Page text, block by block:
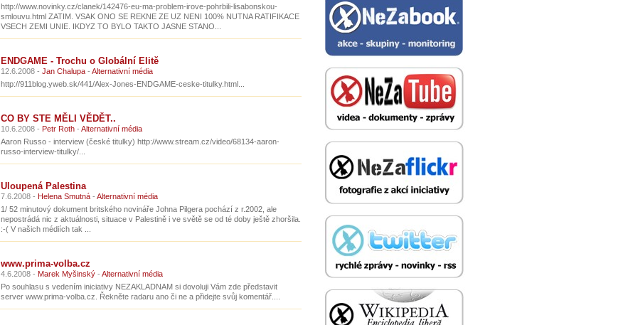
http://www.novinky.cz/clanek/142476-eu-ma-problem-irove-pohrbili-lisabonskou-
smlouvu.html ZATIM. VSAK ONO SE REKNE ZE UZ NENI 100% NUTNA RATIFIKACE
VSECH ZEMI UNIE. IKDYZ TO BYLO TAKTO JASNE STANO...
ENDGAME - Trochu o Globální Elitě
12.6.2008 - Jan Chalupa - Alternativní média
http://911blog.yweb.sk/441/Alex-Jones-ENDGAME-ceske-titulky.html...
CO BY STE MĚLI VĚDĚT..
10.6.2008 - Petr Roth - Alternativní média
Aaron Russo - interview (české titulky) http://www.stream.cz/video/68134-aaron-
russo-interview-titulky/...
Uloupená Palestina
7.6.2008 - Helena Smutná - Alternativní média
1/ 52 minutový dokument britského novináře Johna Pilgera pochází z r.2002, ale
nepostrádá nic z aktuálnosti, situace v Palestině i ve světě se od té doby ještě zhoršila.
:-( V našich médiích tak ...
www.prima-volba.cz
4.6.2008 - Marek Myšinský - Alternativní média
Po souhlasu s vedením iniciativy NEZAKLADNAM si dovoluji Vám zde představit
server www.prima-volba.cz. Řekněte radaru ano či ne a přidejte svůj komentář....